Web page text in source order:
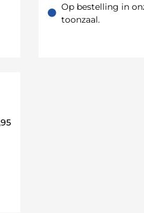
Transparant
Op bestelling in onze
Op bestelling in
toonzaal.